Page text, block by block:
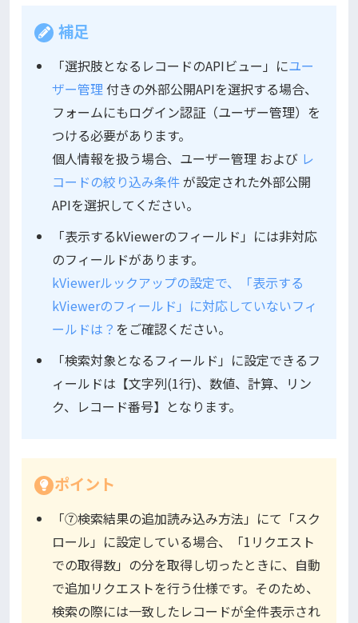
補足
「選択肢となるレコードのAPIビュー」にユー
ザー管理 付きの外部公開APIを選択する場合、
フォームにもログイン認証（ユーザー管理）を
つける必要があります。
個人情報を扱う場合、ユーザー管理 および レ
コードの絞り込み条件が設定された外部公開
APIを選択してください。
「表示するkViewerのフィールド」には非対応
のフィールドがあります。
kViewerルックアップの設定で、「表示する
kViewerのフィールド」に対応していないフィ
ールドは？ をご確認ください。
「検索対象となるフィールド」に設定できるフ
ィールドは【文字列(1行)、数値、計算、リン
ク、レコード番号】となります。
ポイント
「⑦検索結果の追加読み込み方法」にて「スク
ロール」に設定している場合、「1リクエスト
での取得数」の分を取得し切ったときに、自動
で追加リクエストを行う仕様です。そのため、
検索の際には一致したレコードが全件表示され